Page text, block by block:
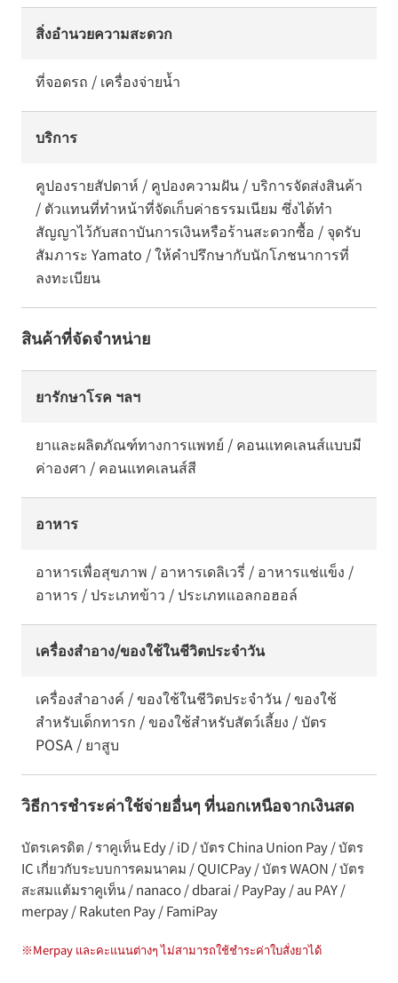
สิ่งอำนวยความสะดวก
ที่จอดรถ / เครื่องจ่ายน้ำ
บริการ
คูปองรายสัปดาห์ / คูปองความฝัน / บริการจัดส่งสินค้า
/ ตัวแทนที่ทำหน้าที่จัดเก็บค่าธรรมเนียม ซึ่งได้ทำ
สัญญาไว้กับสถาบันการเงินหรือร้านสะดวกซื้อ / จุดรับ
สัมภาระ Yamato / ให้คำปรึกษากับนักโภชนาการที่
ลงทะเบียน
สินค้าที่จัดจำหน่าย
ยารักษาโรค ฯลฯ
ยาและผลิตภัณฑ์ทางการแพทย์ / คอนแทคเลนส์แบบมี
ค่าองศา / คอนแทคเลนส์สี
อาหาร
อาหารเพื่อสุขภาพ / อาหารเดลิเวรี่ / อาหารแช่แข็ง /
อาหาร / ประเภทข้าว / ประเภทแอลกอฮอล์
เครื่องสำอาง/ของใช้ในชีวิตประจำวัน
เครื่องสำอางค์ / ของใช้ในชีวิตประจำวัน / ของใช้
สำหรับเด็กทารก / ของใช้สำหรับสัตว์เลี้ยง / บัตร
POSA / ยาสูบ
วิธีการชำระค่าใช้จ่ายอื่นๆ ที่นอกเหนือจากเงินสด
บัตรเครดิต / ราคูเท็น Edy / iD / บัตร China Union Pay / บัตร
IC เกี่ยวกับระบบการคมนาคม / QUICPay / บัตร WAON / บัตร
สะสมแต้มราคูเท็น / nanaco / dbarai / PayPay / au PAY /
merpay / Rakuten Pay / FamiPay
※Merpay และคะแนนต่างๆ ไม่สามารถใช้ชำระค่าใบสั่งยาได้